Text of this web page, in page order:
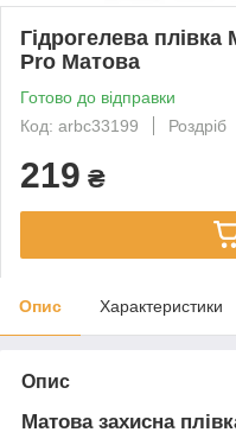
Гідрогелева
Pro Матова
Готово до відправки
Код: arbc33199
Роздріб
219 ₴
Опис Характеристики
Опис
Матова захисна